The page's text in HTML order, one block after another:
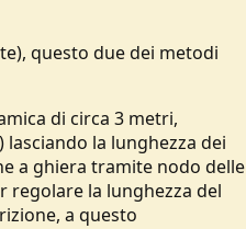
questo due dei metodi
di circa 3 metri,
la lunghezza dei
a ghiera tramite nodo delle
regolare la lunghezza del
a questo